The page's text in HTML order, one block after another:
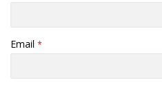
Email *